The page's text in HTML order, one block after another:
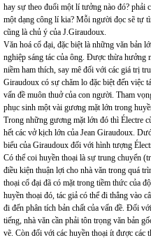
hay sự theo đuổi một lí tưởng nào đó? phải
một dạng công lí kia? Mỗi người đọc sẽ tự
cũng là chủ ý của J.Giraudoux.
Văn hoá cổ đại, đặc biệt là những văn bản
nghiệp sáng tác của ông. Được thừa
niềm ham thích, say mê đối với các giá trị
Giraudoux có sự chăm lo đặc biệt đến việc
vấn đề muôn thuở của con người. Tham
phục sinh một vài gương mặt lớn trong
Trong những gương mặt lớn đó thì Électre
hết các vở kịch lớn của Jean Giraudoux.
biểu của Giraudoux đối với hình tượng
Có thể coi huyền thoại là sự trung chuyển
điều kiện thuận lợi cho nhà văn trong quá
thoại cổ đại đã có mặt trong tiềm thức của
huyền thoại đó, tác giả có thể đi thẳng vào
đi đến phân tích bản chất của vấn đề. Đối
tiếng, nhà văn cần phải tôn trọng văn bản
vẽ. Còn đối với các huyền thoại ít được các